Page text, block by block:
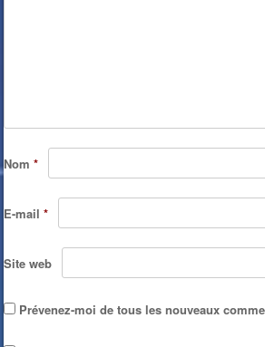
Nom*
E-mail*
Site web
Prévenez-moi de tous les nouveaux